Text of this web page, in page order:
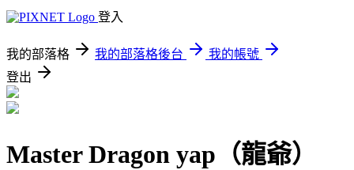
登入
我的部落格 我的部落格後台
我的帳號
登出
Master Dragon yap（龍爺）